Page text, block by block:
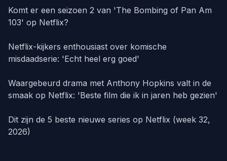
Komt er een seizoen 2 van 'The Bombing of Pan Am
103' op Netflix?
Netflix-kijkers enthousiast over komische
misdaadserie: 'Echt heel erg goed'
Waargebeurd drama met Anthony Hopkins valt in de
smaak op Netflix: 'Beste film die ik in jaren heb gezien'
Dit zijn de 5 beste nieuwe series op Netflix (week 32,
2026)